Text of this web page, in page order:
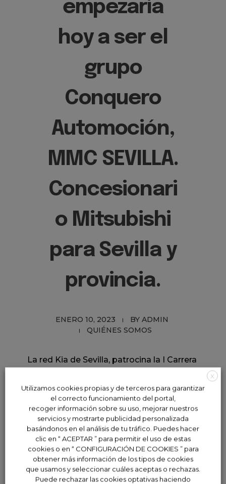
empezaría
hoy a ser el
grupo
Conquero
Automoción,
MMC SEVILLA.
Concesionari
o Mitsubishi
para Sevilla y
provincia.
ENERO 10, 2023 BY ADMIN
QUIÉNES SOMOS
La red Kia de Sevilla, patrocina la I Carrera
deporte y solidaridad con más de 2.000
participantes.
La prueba que se celebra el próximo 18 de
diciembre contará con actividades de
dinamización, entrega de gorros
navideños para adultos y niños,
camisetas conmemorativas, cañones de
nieve y el mejor ambiente
X
Utilizamos cookies propias y de terceros para garantizar
el correcto funcionamiento del portal,
recoger información sobre su uso, mejorar nuestros
servicios y mostrarte publicidad personalizada
basándonos en el análisis de tu tráfico. Puedes hacer
clic en “ ACEPTAR ” para permitir el uso de estas
cookies o en “ CONFIGURACIÓN DE COOKIES ” para
obtener más información de los tipos de cookies
que usamos y seleccionar cuáles aceptas o rechazas.
Puede rechazar las cookies optativas haciendo